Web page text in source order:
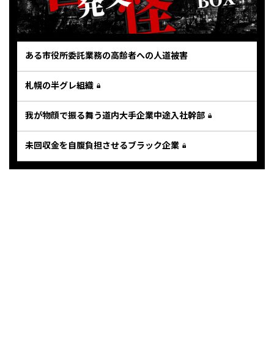
ある市役所委託業務の高齢者への人道被害
札幌の半グレ組織
我が物顔で振る舞う道内大手企業中途入社幹部
未回収金を自腹負担させるブラック企業